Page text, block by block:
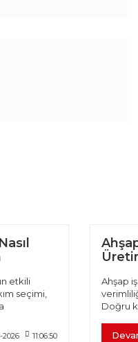
etkili
seçimi,
2026 11:06:50
Ahşap
Doğru